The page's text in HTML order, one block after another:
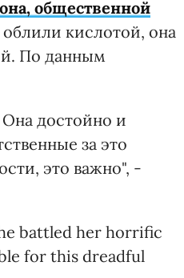
общественной
кислотой, она
По данным
достойно и
за это
это важно", -
battled her horrific
for this dreadful